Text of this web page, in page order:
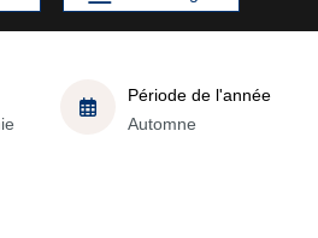
Période de l'année
Automne